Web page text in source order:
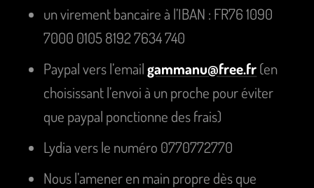
un virement bancaire à l’IBAN : FR76 1090
7000 0105 8192 7634 740
Paypal vers l’emailgammanu@free.fr(en
choisissant l’envoi à un proche pour éviter
que paypal ponctionne des frais)
Lydia vers le numéro 0770772770
Nous l’amener en main propre dès que